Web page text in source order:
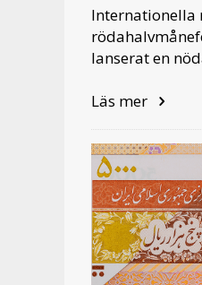
Internationella
lanserat en
Läs mer